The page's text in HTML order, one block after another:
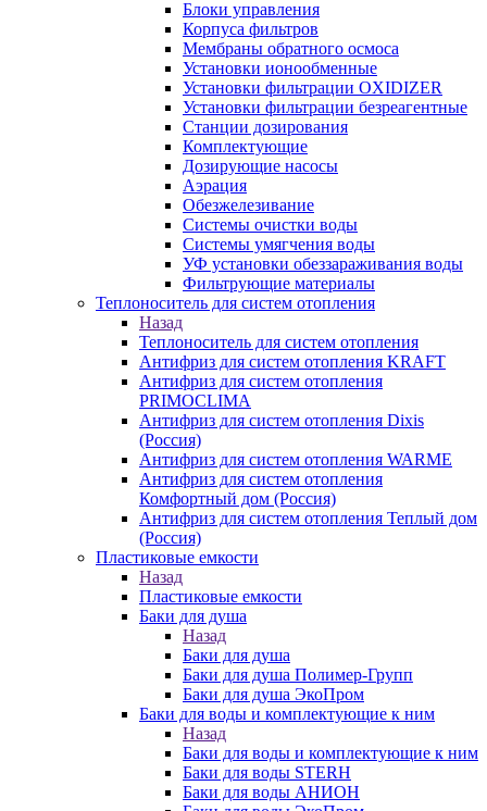
Блоки управления
Корпуса фильтров
Мембраны обратного осмоса
Установки ионообменные
Установки фильтрации OXIDIZER
Установки фильтрации безреагентные
Станции дозирования
Комплектующие
Дозирующие насосы
Аэрация
Обезжелезивание
Системы очистки воды
Системы умягчения воды
УФ установки обеззараживания воды
Фильтрующие материалы
Теплоноситель для систем отопления
Назад
Теплоноситель для систем отопления
Антифриз для систем отопления KRAFT
Антифриз для систем отопления
PRIMOCLIMA
Антифриз для систем отопления Dixis
(Россия)
Антифриз для систем отопления WARME
Антифриз для систем отопления
Комфортный дом (Россия)
Антифриз для систем отопления Теплый дом
(Россия)
Пластиковые емкости
Назад
Пластиковые емкости
Баки для душа
Назад
Баки для душа
Баки для душа Полимер-Групп
Баки для душа ЭкоПром
Баки для воды и комплектующие к ним
Назад
Баки для воды и комплектующие к ним
Баки для воды STERH
Баки для воды АНИОН